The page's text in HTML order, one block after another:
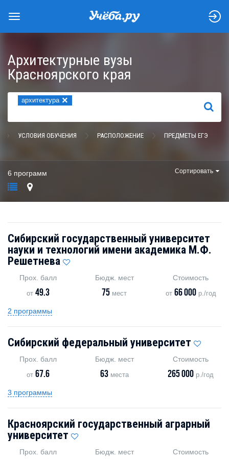
Архитектурные вузы
Красноярского края
архитектура ×
НАЙТИ
УСЛОВИЯ ОБУЧЕНИЯ РАСПОЛОЖЕНИЕ ПРЕДМЕТЫ ЕГЭ
6 программ Сортировать
Сибирский государственный университет
науки и технологий имени академика М.Ф.
Решетнева
Прох. балл
от49.3
Бюдж. мест
75 мест
Стоимость
от 66 000р./год
2 программы
Сибирский федеральный университет
Прох. балл
от67.6
Бюдж. мест
63места
Стоимость
265 000 р./год
3 программы
Красноярский государственный аграрный
университет
Прох. балл Бюдж. мест Стоимость